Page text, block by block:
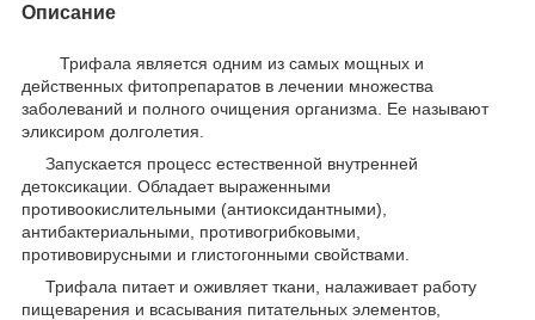
Описание
Трифала является одним из самых мощных и
действенных фитопрепаратов в лечении множества
заболеваний и полного очищения организма. Ее называют
эликсиром долголетия.
Запускается процесс естественной внутренней
детоксикации. Обладает выраженными
противоокислительными (антиоксидантными),
антибактериальными, противогрибковыми,
противовирусными и глистогонными свойствами.
Трифала питает и оживляет ткани, налаживает работу
пищеварения и всасывания питательных элементов,